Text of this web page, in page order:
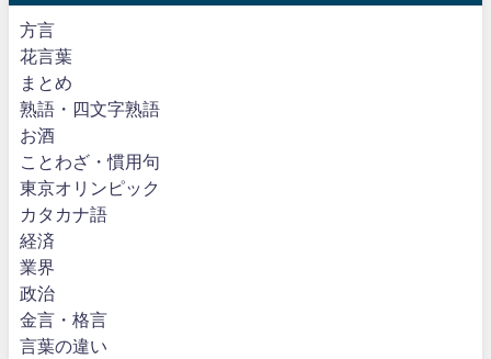
方言
花言葉
まとめ
熟語・四文字熟語
お酒
ことわざ・慣用句
東京オリンピック
カタカナ語
経済
業界
政治
金言・格言
言葉の違い